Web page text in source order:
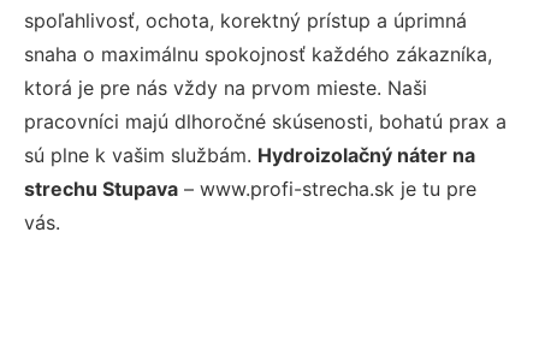
spoľahlivosť, ochota, korektný prístup a úprimná
snaha o maximálnu spokojnosť každého zákazníka,
ktorá je pre nás vždy na prvom mieste. Naši
pracovníci majú dlhoročné skúsenosti, bohatú prax a
sú plne k vašim službám. Hydroizolačný náter na
strechu Stupava – www.profi-strecha.sk je tu pre
vás.